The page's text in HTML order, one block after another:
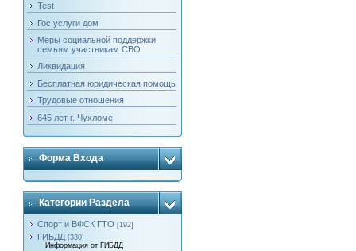
Test
Гос.услуги дом
Меры социальной поддержки
семьям участникам СВО
Ликвидация
Бесплатная юридическая помощь
Трудовые отношения
645 лет г. Чухломе
Форма Входа
Категории Раздела
Спорт и ВФСК ГТО [192]
ГИБДД [330]
Информация от ГИБДД